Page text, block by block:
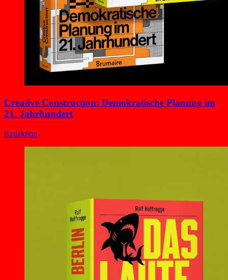
Creative Construction: Demokratische Planung im
21. Jahrhundert
Redaktion